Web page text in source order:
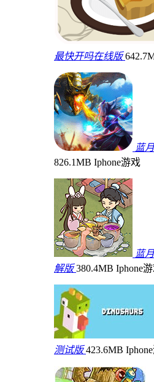
最快开吗在线版
蓝
826.1MB Iphone游戏
蓝
解版 380.4MB Iphone
测试版 423.6MB